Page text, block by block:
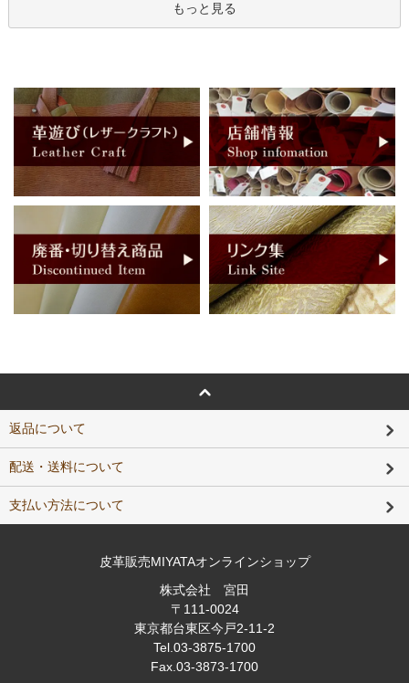
もっと見る
返品について
配送・送料について
支払い方法について
皮革販売MIYATAオンラインショップ
株式会社 宮田
〒111-0024
東京都台東区今戸2-11-2
Tel.03-3875-1700
Fax.03-3873-1700